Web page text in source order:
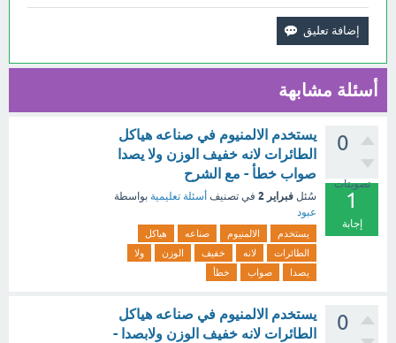
أسئلة مشابهة
0
تصويتات
1
إجابة
يستخدم الالمنيوم في صناعه هياكل
الطائرات لانه خفيف الوزن ولا يصدا
صواب خطأ - مع الشرح
سُئل فبراير 2 في تصنيف أسئلة تعليمية بواسطة
عبود
يستخدم الالمنيوم صناعه
هياكل
الطائرات
لانه خفيف الوزن
ولا
يصدا
صواب خطأ
0
يستخدم الالمنيوم في صناعه هياكل
الطائرات لانه خفيف الوزن ولابصدا -